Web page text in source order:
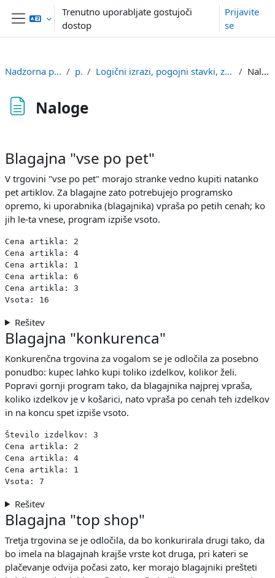
Preskoči na glavno vsebino
Stransko polje
Trenutno uporabljate gostujoči
dostop
Prijavite
se
Nadzorna plošča p1 Logični izrazi, pogojni stavki, zanka while Naloge
Naloge
Blagajna "vse po pet"
V trgovini "vse po pet" morajo stranke vedno kupiti natanko
pet artiklov. Za blagajne zato potrebujejo programsko
opremo, ki uporabnika (blagajnika) vpraša po petih cenah; ko
jih le-ta vnese, program izpiše vsoto.
Cena artikla: 2
Cena artikla: 4
Cena artikla: 1
Cena artikla: 6
Cena artikla: 3
Rešitev
Blagajna "konkurenca"
Konkurenčna trgovina za vogalom se je odločila za posebno
ponudbo: kupec lahko kupi toliko izdelkov, kolikor želi.
Popravi gornji program tako, da blagajnika najprej vpraša,
koliko izdelkov je v košarici, nato vpraša po cenah teh izdelkov
in na koncu spet izpiše vsoto.
Število izdelkov: 3
Cena artikla: 2
Cena artikla: 4
Cena artikla: 1
Rešitev
Blagajna "top shop"
Tretja trgovina se je odločila, da bo konkurirala drugi tako, da
bo imela na blagajnah krajše vrste kot druga, pri kateri se
plačevanje odvija počasi zato, ker morajo blagajniki prešteti